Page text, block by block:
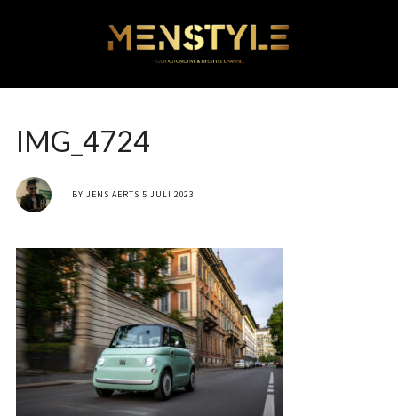
IMG_4724
BY JENS AERTS 5 JULI 2023